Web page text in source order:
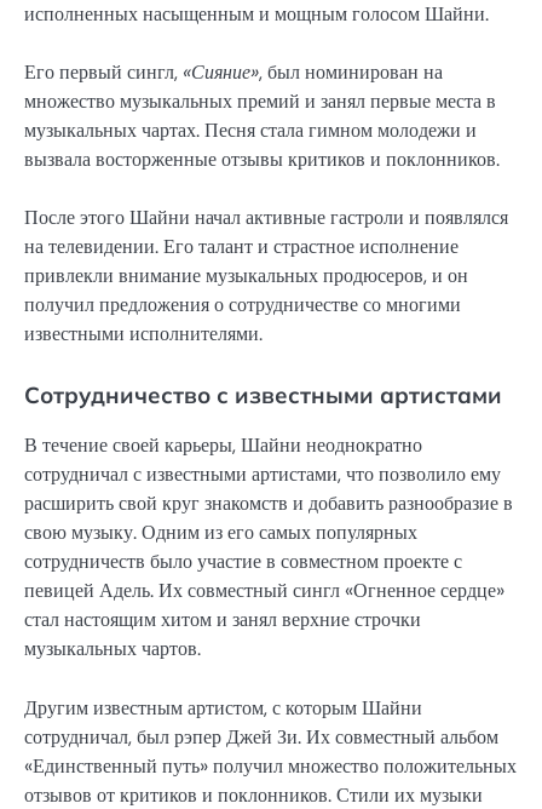
исполненных насыщенным и мощным голосом Шайни.
Его первый сингл, «Сияние», был номинирован на
множество музыкальных премий и занял первые места в
музыкальных чартах. Песня стала гимном молодежи и
вызвала восторженные отзывы критиков и поклонников.
После этого Шайни начал активные гастроли и появлялся
на телевидении. Его талант и страстное исполнение
привлекли внимание музыкальных продюсеров, и он
получил предложения о сотрудничестве со многими
известными исполнителями.
Сотрудничество с известными артистами
В течение своей карьеры, Шайни неоднократно
сотрудничал с известными артистами, что позволило ему
расширить свой круг знакомств и добавить разнообразие в
свою музыку. Одним из его самых популярных
сотрудничеств было участие в совместном проекте с
певицей Адель. Их совместный сингл «Огненное сердце»
стал настоящим хитом и занял верхние строчки
музыкальных чартов.
Другим известным артистом, с которым Шайни
сотрудничал, был рэпер Джей Зи. Их совместный альбом
«Единственный путь» получил множество положительных
отзывов от критиков и поклонников. Стили их музыки